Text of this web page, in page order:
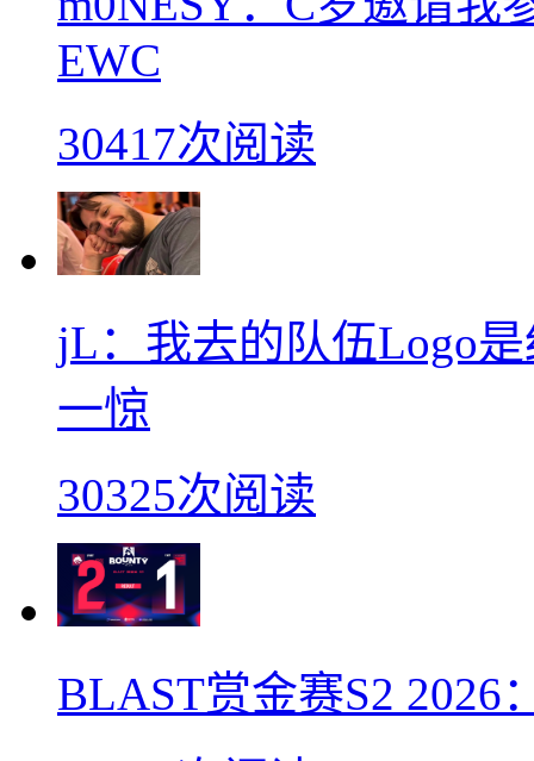
EWC
30417次阅读
jL：我去的队伍Logo
一惊
30325次阅读
BLAST赏金赛S2 2026